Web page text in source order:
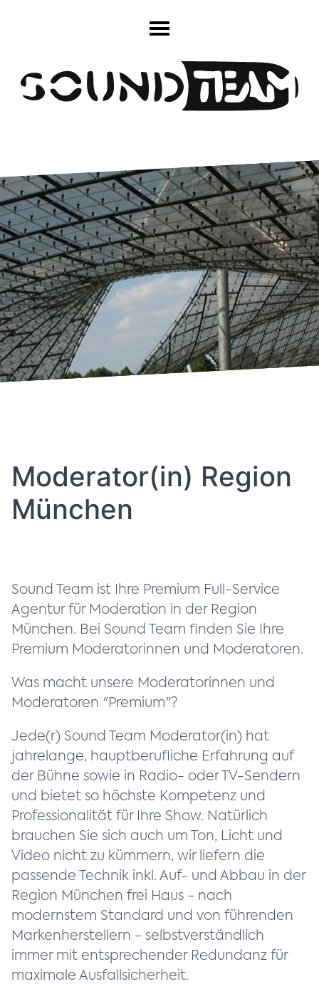
Moderator(in) Region
München
Sound Team ist Ihre Premium Full-Service
Agentur für Moderation in der Region
München. Bei Sound Team finden Sie Ihre
Premium Moderatorinnen und Moderatoren.
Was macht unsere Moderatorinnen und
Moderatoren "Premium"?
Jede(r) Sound Team Moderator(in) hat
jahrelange, hauptberufliche Erfahrung auf
der Bühne sowie in Radio- oder TV-Sendern
und bietet so höchste Kompetenz und
Professionalität für Ihre Show. Natürlich
brauchen Sie sich auch um Ton, Licht und
Video nicht zu kümmern, wir liefern die
passende Technik inkl. Auf- und Abbau in der
Region München frei Haus - nach
modernstem Standard und von führenden
Markenherstellern - selbstverständlich
immer mit entsprechender Redundanz für
maximale Ausfallsicherheit.